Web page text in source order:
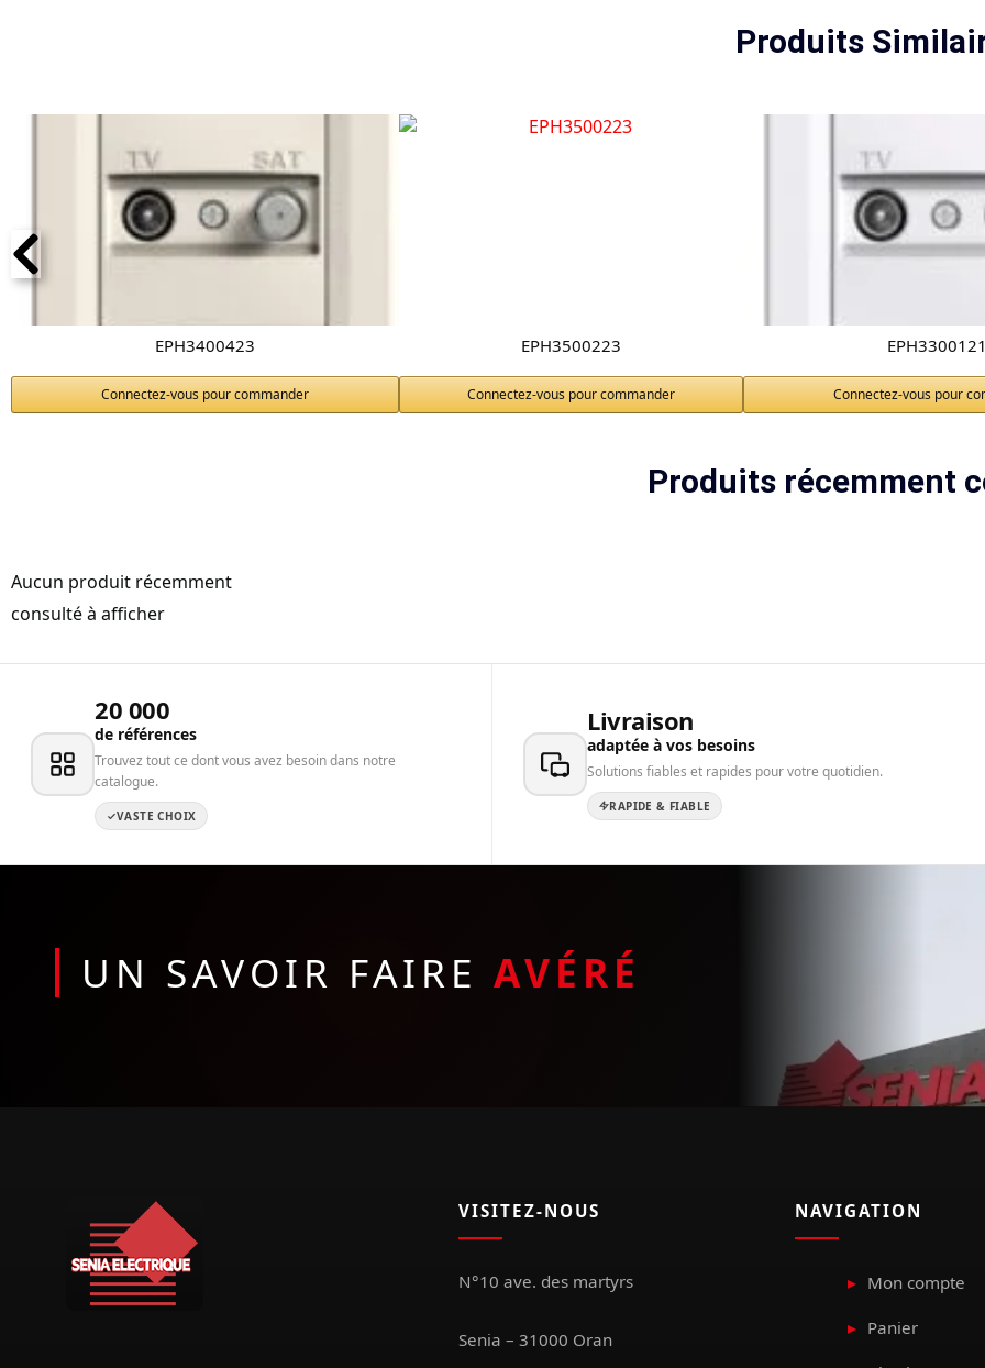
Produits
EPH3400423
Connectez-vous pour commander
EPH3500223
Connectez-vous pour commander
EPH3300121
Connectez-vous pour
Produits récemment
Aucun produit récemment
consulté à afficher
20 000
de références
Trouvez tout ce dont vous avez besoin dans notre
catalogue.
VASTE CHOIX
Livraison
adaptée à vos besoins
Solutions fiables et rapides pour votre quotidien.
RAPIDE & FIABLE
UN SAVOIR FAIRE AVÉRÉ
VISITEZ-NOUS
N°10 ave. des martyrs
Senia – 31000 Oran
NAVIGATION
Mon compte
Panier